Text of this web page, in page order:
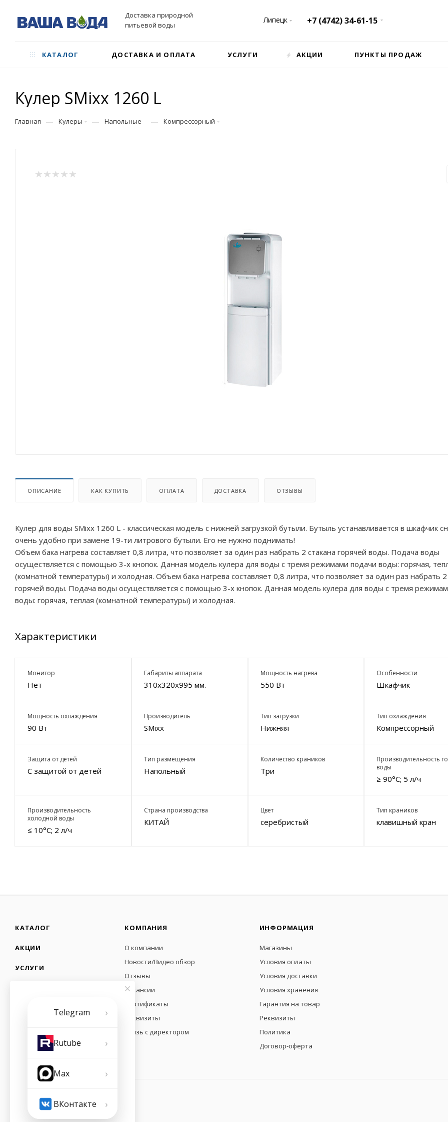
Доставка природной
питьевой воды
Липецк +7 (4742) 34-61-15
КАТАЛОГ ДОСТАВКА И ОПЛАТА УСЛУГИ АКЦИИ ПУНКТЫ ПРОДАЖ
Кулер SMixx 1260 L
Главная — Кулеры — Напольные — Компрессорный
ОПИСАНИЕ КАК КУПИТЬ ОПЛАТА ДОСТАВКА ОТЗЫВЫ
Кулер для воды SMixx 1260 L - классическая модель с нижней загрузкой бутыли. Бутыль устанавливается в шкафчик
очень удобно при замене 19-ти литрового бутыли. Его не нужно поднимать!
Объем бака нагрева составляет 0,8 литра, что позволяет за один раз набрать 2 стакана горячей воды. Подача воды
осуществляется с помощью 3-х кнопок. Данная модель кулера для воды с тремя режимами подачи воды: горячая,
(комнатной температуры) и холодная. Объем бака нагрева составляет 0,8 литра, что позволяет за один раз набрать 2
горячей воды. Подача воды осуществляется с помощью 3-х кнопок. Данная модель кулера для воды с тремя
воды: горячая, теплая (комнатной температуры) и холодная.
Характеристики
Монитор
Нет
Габариты аппарата
310х320х995 мм.
Мощность нагрева
550 Вт
Особенности
Шкафчик
Мощность охлаждения
90 Вт
Производитель
SMixx
Тип загрузки
Нижняя
Тип охлаждения
Компрессорный
Защита от детей
С защитой от детей
Тип размещения
Напольный
Количество краников
Три
Производительность
воды
≥ 90°С; 5 л/ч
Производительность
холодной воды
≤ 10°С; 2 л/ч
Страна производства
КИТАЙ
Цвет
серебристый
Тип краников
клавишный кран
КАТАЛОГ
АКЦИИ
УСЛУГИ
КОМПАНИЯ
О компании
Новости/Видео обзор
Отзывы
Вакансии
Сертификаты
Реквизиты
Связь с директором
ИНФОРМАЦИЯ
Магазины
Условия оплаты
Условия доставки
Условия хранения
Гарантия на товар
Реквизиты
Политика
Договор-оферта
2026 © ООО "Ваша Вода"
Telegram ›
Rutube ›
Max ›
ВКонтакте ›